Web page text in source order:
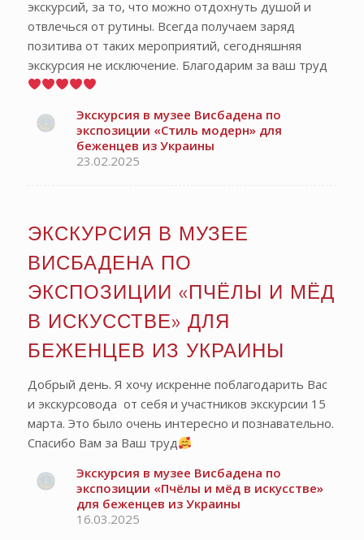
экскурсий, за то, что можно отдохнуть душой и
отвлечься от рутины. Всегда получаем заряд
позитива от таких мероприятий, сегодняшняя
экскурсия не исключение. Благодарим за ваш труд
Экскурсия в музее Висбадена по
экспозиции «Стиль модерн» для
беженцев из Украины
23.02.2025
ЭКСКУРСИЯ В МУЗЕЕ
ВИСБАДЕНА ПО
ЭКСПОЗИЦИИ «ПЧЁЛЫ И МЁД
В ИСКУССТВЕ» ДЛЯ
БЕЖЕНЦЕВ ИЗ УКРАИНЫ
Добрый день. Я хочу искренне поблагодарить Вас
и экскурсовода от себя и участников экскурсии 15
марта. Это было очень интересно и познавательно.
Спасибо Вам за Ваш труд
Экскурсия в музее Висбадена по
экспозиции «Пчёлы и мёд в искусстве»
для беженцев из Украины
16.03.2025